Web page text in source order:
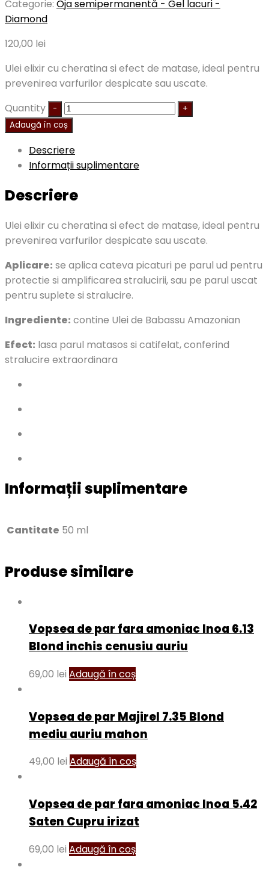
Categorie: Oja semipermanentă - Gel lacuri -
Diamond
120,00 lei
Ulei elixir cu cheratina si efect de matase, ideal pentru
prevenirea varfurilor despicate sau uscate.
Quantity
Adaugă în coș
Descriere
Informații suplimentare
Descriere
Ulei elixir cu cheratina si efect de matase, ideal pentru
prevenirea varfurilor despicate sau uscate.
Aplicare: se aplica cateva picaturi pe parul ud pentru
protectie si amplificarea stralucirii, sau pe parul uscat
pentru suplete si stralucire.
Ingrediente: contine Ulei de Babassu Amazonian
Efect: lasa parul matasos si catifelat, conferind
stralucire extraordinara
Informații suplimentare
Cantitate 50 ml
Produse similare
Vopsea de par fara amoniac Inoa 6.13
Blond inchis cenusiu auriu
69,00 lei Adaugă în coș
Vopsea de par Majirel 7.35 Blond
mediu auriu mahon
49,00 lei Adaugă în coș
Vopsea de par fara amoniac Inoa 5.42
Saten Cupru irizat
69,00 lei Adaugă în coș